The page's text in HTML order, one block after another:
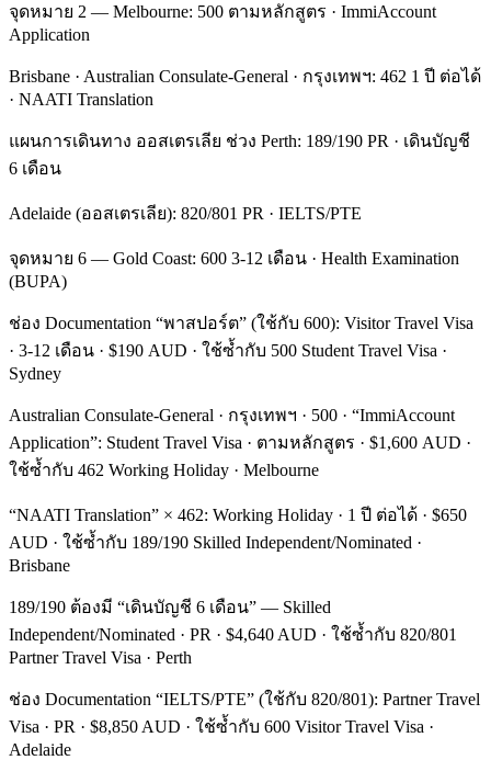
จุดหมาย 2 — Melbourne: 500 ตามหลักสูตร · ImmiAccount
Application
Brisbane · Australian Consulate-General · กรุงเทพฯ: 462 1 ปี ต่อได้
· NAATI Translation
แผนการเดินทาง ออสเตรเลีย ช่วง Perth: 189/190 PR · เดินบัญชี
6 เดือน
Adelaide (ออสเตรเลีย): 820/801 PR · IELTS/PTE
จุดหมาย 6 — Gold Coast: 600 3-12 เดือน · Health Examination
(BUPA)
ช่อง Documentation “พาสปอร์ต” (ใช้กับ 600): Visitor Travel Visa
· 3-12 เดือน · $190 AUD · ใช้ซ้ำกับ 500 Student Travel Visa ·
Sydney
Australian Consulate-General · กรุงเทพฯ · 500 · “ImmiAccount
Application”: Student Travel Visa · ตามหลักสูตร · $1,600 AUD ·
ใช้ซ้ำกับ 462 Working Holiday · Melbourne
“NAATI Translation” × 462: Working Holiday · 1 ปี ต่อได้ · $650
AUD · ใช้ซ้ำกับ 189/190 Skilled Independent/Nominated ·
Brisbane
189/190 ต้องมี “เดินบัญชี 6 เดือน” — Skilled
Independent/Nominated · PR · $4,640 AUD · ใช้ซ้ำกับ 820/801
Partner Travel Visa · Perth
ช่อง Documentation “IELTS/PTE” (ใช้กับ 820/801): Partner Travel
Visa · PR · $8,850 AUD · ใช้ซ้ำกับ 600 Visitor Travel Visa ·
Adelaide